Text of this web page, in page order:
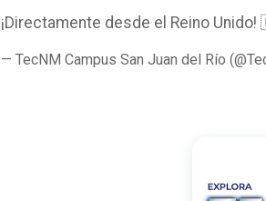
¡Directamente desde el Reino
— TecNM Campus San Juan del Río